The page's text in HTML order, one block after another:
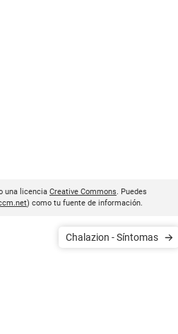
una licencia Creative Commons. Puedes
) como tu fuente de información.
Chalazion - Síntomas